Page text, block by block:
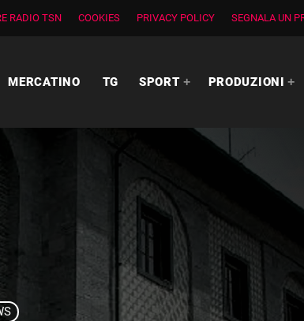
RADIO TSN COOKIES PRIVACY POLICY SEGNALA UN
MERCATINO TG SPORT PRODUZIONI